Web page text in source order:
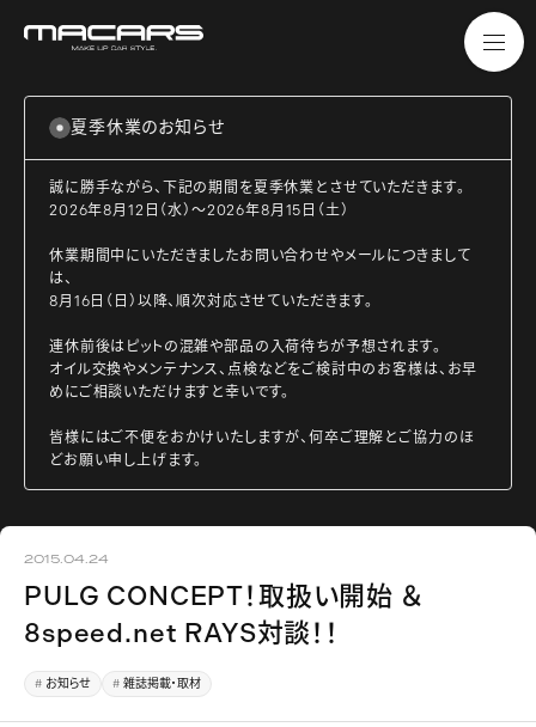
夏季休業のお知らせ
誠に勝手ながら、下記の期間を夏季休業とさせていただきます。
2026年8月12日（水）～2026年8月15日（土）
休業期間中にいただきましたお問い合わせやメールにつきまして
は、
8月16日（日）以降、順次対応させていただきます。
連休前後はピットの混雑や部品の入荷待ちが予想されます。
オイル交換やメンテナンス、点検などをご検討中のお客様は、お早
めにご相談いただけますと幸いです。
皆様にはご不便をおかけいたしますが、何卒ご理解とご協力のほ
どお願い申し上げます。
2015.04.24
PULG CONCEPT！取扱い開始 ＆
8speed.net RAYS対談！！
お知らせ 雑誌掲載・取材